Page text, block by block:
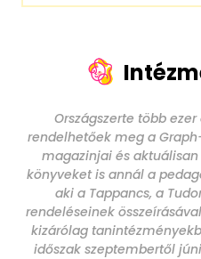
Országszerte több
rendelhetőek meg a
magazinjai és
könyveket is annál a
aki a Tappancs, a
rendeléseinek
kizárólag
időszak szeptembertől